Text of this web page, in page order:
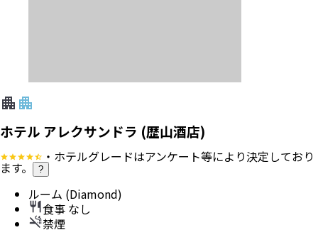
ホテル アレクサンドラ (歴山酒店)
・ホテルグレードはアンケート等により決定しており
ます。 ?
ルーム (Diamond)
食事 なし
禁煙